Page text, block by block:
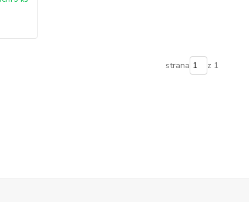
strana z 1